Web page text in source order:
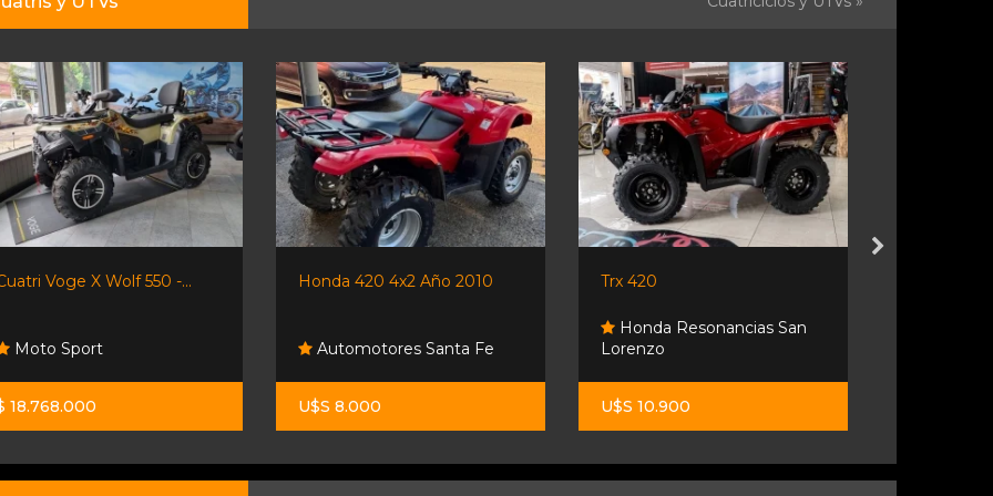
Voge X Wolf 550 -...
Moto Sport
18.768.000
Honda 420 4x2 Año 2010
Automotores Santa Fe
U$S 8.000
Trx 420
Honda Resonancias San
Lorenzo
U$S 10.900